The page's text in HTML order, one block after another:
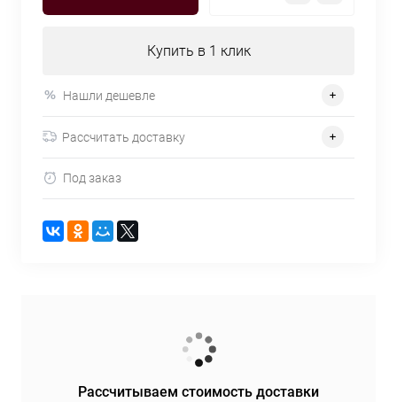
Купить в 1 клик
Нашли дешевле
Рассчитать доставку
Под заказ
Рассчитываем стоимость доставки